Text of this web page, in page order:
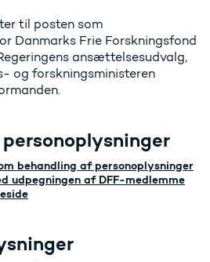
til posten som
Danmarks Frie Forskningsfond
ansættelsesudvalg,
og forskningsministeren
behandling af personoplysninger
udpegningen af DFF-medlemme